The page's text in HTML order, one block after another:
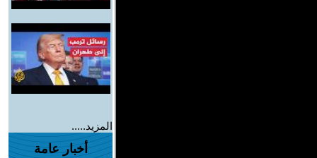
المزيد.....
أخبار عامة